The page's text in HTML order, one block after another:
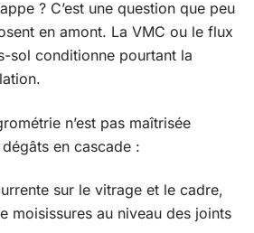
? C’est une question que peu
en amont. La VMC ou le flux
sol conditionne pourtant la
n’est pas maîtrisée
en cascade :
sur le vitrage et le cadre,
moisissures au niveau des joints